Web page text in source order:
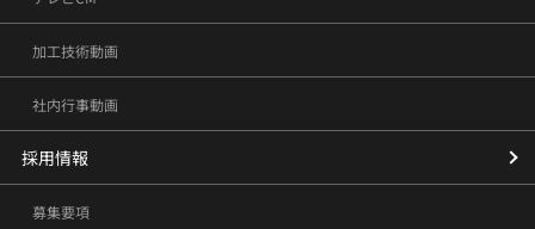
加工技術動画
社内行事動画
採用情報
募集要項